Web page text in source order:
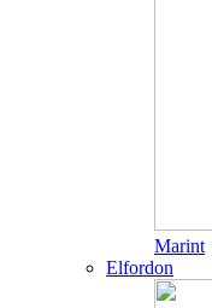
Marint
Elfordon